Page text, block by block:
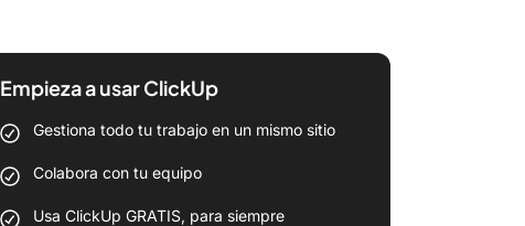
Empieza a usar ClickUp
Gestiona todo tu trabajo en un mismo sitio
Colabora con tu equipo
Usa ClickUp GRATIS, para siempre